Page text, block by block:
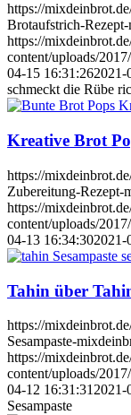
https://
Brotaufstrich-
https://
content/uploads/
04-15 16:31:262021-
schmeckt die Rübe
Kreative Brot
https://
Zubereitung-Rezept-
https://
content/uploads/
04-13 16:34:302021-
Tahin über
https://
Sesampaste-
https://
content/uploads/
04-12 16:31:31 2021-
Sesampaste